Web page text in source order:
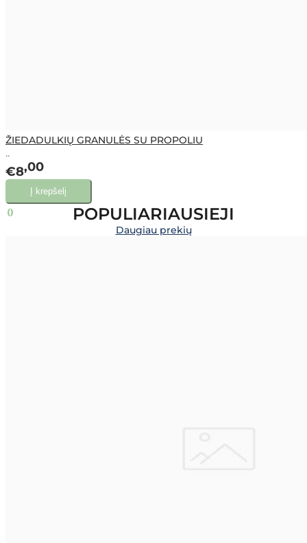
ŽIEDADULKIŲ GRANULĖS SU PROPOLIU
..
€8 00
POPULIARIAUSIEJI
Daugiau prekių